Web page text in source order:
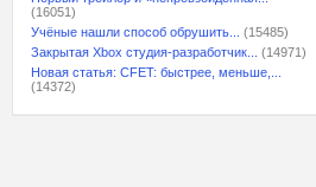
(16051)
Учёные нашли способ обрушить...
(15485)
Закрытая Xbox студия-разработчик...
(14971)
Новая статья: CFET: быстрее, меньше,...
(14372)